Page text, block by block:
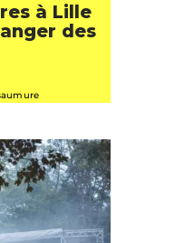
à Lille
des